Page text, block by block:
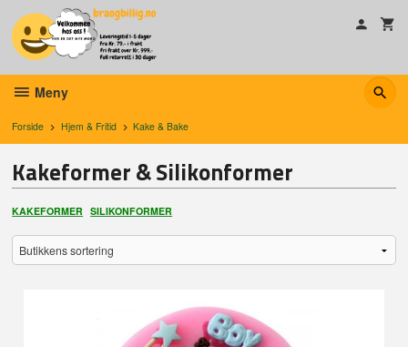
innholdet
Meny
Forside Hjem & Fritid Kake & Bake
Kakeformer & Silikonformer
KAKEFORMER SILIKONFORMER